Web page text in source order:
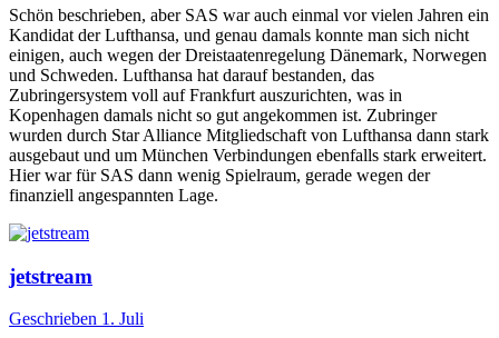
Schön beschrieben, aber SAS war auch einmal vor vielen Jahren ein
Kandidat der Lufthansa, und genau damals konnte man sich nicht
einigen, auch wegen der Dreistaatenregelung Dänemark, Norwegen
und Schweden. Lufthansa hat darauf bestanden, das
Zubringersystem voll auf Frankfurt auszurichten, was in
Kopenhagen damals nicht so gut angekommen ist. Zubringer
wurden durch Star Alliance Mitgliedschaft von Lufthansa dann stark
ausgebaut und um München Verbindungen ebenfalls stark erweitert.
Hier war für SAS dann wenig Spielraum, gerade wegen der
finanziell angespannten Lage.
jetstream
Geschrieben 1. Juli